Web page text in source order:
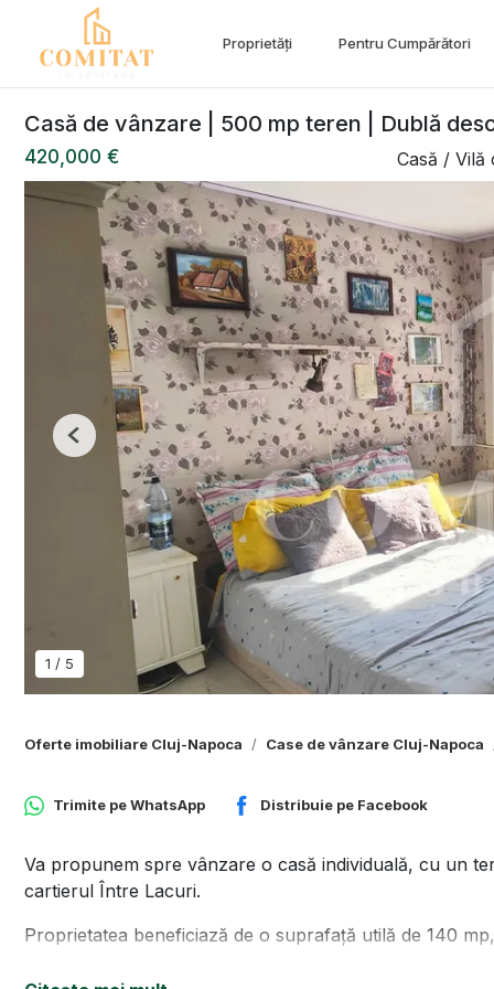
Proprietăți Pentru Cumpărători
Casă de vânzare | 500 mp teren | Dublă
420,000 € Casă / Vilă
1 / 5
Previous
Oferte imobiliare Cluj-Napoca Case de vânzare Cluj-Napoca
Trimite peWhatsApp Distribuie pe Facebook
Va propunem spre vânzare o casă individuală, cu un
cartierul Între Lacuri.
Proprietatea beneficiază de o suprafață utilă de 140